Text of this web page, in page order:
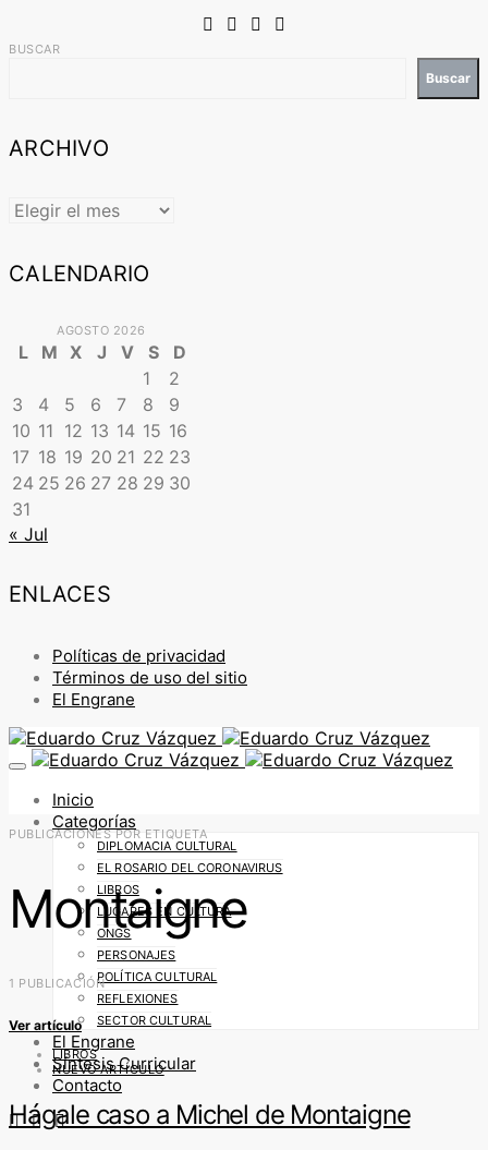
BUSCAR
Buscar
ARCHIVO
ARCHIVO
CALENDARIO
AGOSTO 2026
L M X J V S
D
1
2
3
4 5 6 7 8
9
10 11 12 13 14 15 16
17 18 19 20 21 22 23
24 25 26 27 28 29 30
31
« Jul
ENLACES
Políticas de privacidad
Términos de uso del sitio
El Engrane
Inicio
Categorías
DIPLOMACIA CULTURAL
EL ROSARIO DEL CORONAVIRUS
LIBROS
LUGARES EN CULTURA
ONGS
PERSONAJES
POLÍTICA CULTURAL
REFLEXIONES
SECTOR CULTURAL
El Engrane
Síntesis Curricular
Contacto
PUBLICACIONES POR ETIQUETA
Montaigne
1 PUBLICACIÓN
Ver artículo
LIBROS
NUEVO ARTÍCULO
Hágale caso a Michel de Montaigne